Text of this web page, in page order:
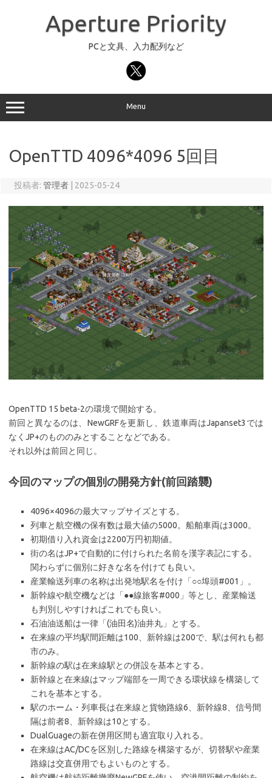
Aperture Priority
PCと文具、入力配列など
Menu
OpenTTD 4096*4096 5回目
投稿者: 管理者 2025-05-24
OpenTTD 15 beta-2の環境で開始する。
前回と異なるのは、NewGRFを更新し、鉄道車両はJapanset3では
なくJP+のもののみとすることなどである。
それ以外は前回と同じ。
今回のマップの個別の開発方針(前回踏襲)
4096×4096の最大マップサイズとする。
列車と航空機の保有数は最大値の5000。船舶車両は3000。
初期借り入れ資金は2200万円初期値。
街の名はJP+で自動的に付けられた名前を漢字表記にする。
関わらずに個別に好きな名を付けても良い。
産業輸送列車の名称は出発地駅名を付け「○○埠頭#001」。
新幹線や航空機などは「●●線旅客#000」等とし、産業輸送
も判別しやすければこれでも良い。
石油油送船は一律「(油田名)油井丸」とする。
在来線の平均駅間距離は100、新幹線は200で、駅は何れも都
市のみ。
新幹線の駅は在来線駅との併設を基本とする。
新幹線と在来線はマップ端部を一周できる環状線を構築して
これを基本とする。
駅のホーム・列車長は在来線と貨物路線6、新幹線8、信号間
隔は前者8、新幹線は10とする。
DualGuageの新在併用区間も適宜取り入れる。
在来線はAC/DCを区別した路線を構築するが、切替駅や産業
路線は交直併用でもよいものとする。